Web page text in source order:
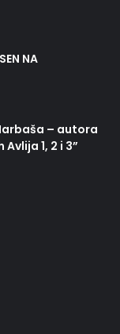
NA
– autora
1, 2 i 3”